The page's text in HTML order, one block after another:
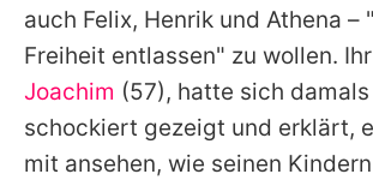
auch Felix, Henrik und Athena –
Freiheit entlassen" zu wollen.
Joachim (57), hatte sich
schockiert gezeigt und erklärt,
mit ansehen, wie seinen